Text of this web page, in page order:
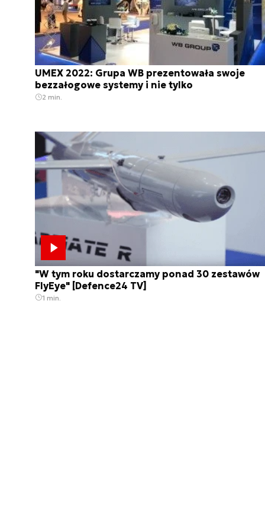
UMEX 2022: Grupa WB prezentowała swoje
bezzałogowe systemy i nie tylko
2 min.
"W tym roku dostarczamy ponad 30 zestawów
FlyEye" [Defence24 TV]
1 min.